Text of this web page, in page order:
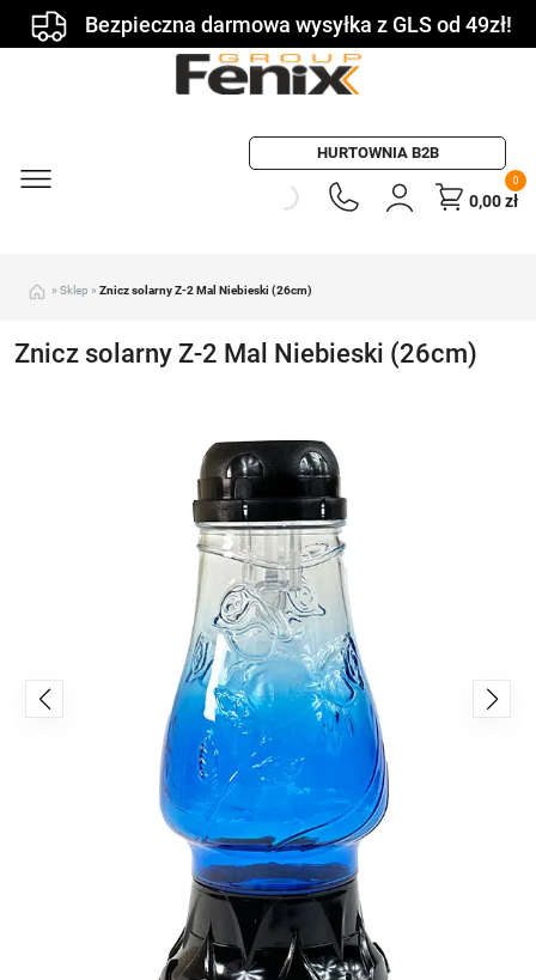
Bezpieczna darmowa wysyłka z GLS od 49zł!
HURTOWNIA B2B
0
0,00zł
» Sklep » Znicz solarny Z-2 Mal Niebieski (26cm)
Znicz solarny Z-2 Mal Niebieski (26cm)